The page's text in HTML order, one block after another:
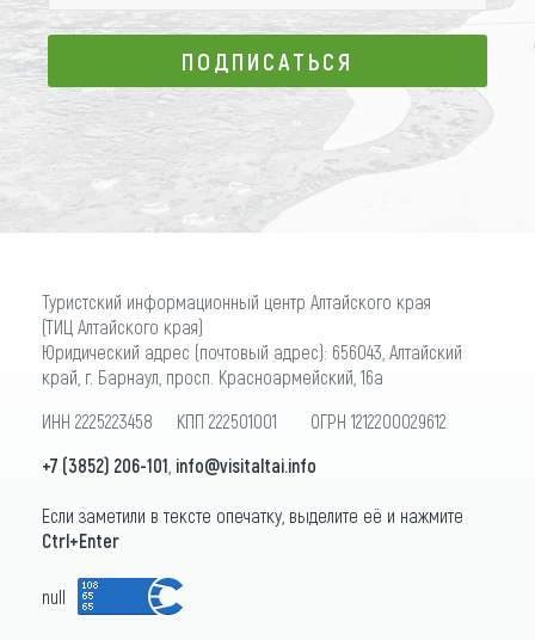
ПОДПИСАТЬСЯ
ПОДПИСАТЬСЯ
Туристский информационный центр Алтайского края
(ТИЦ Алтайского края)
Юридический адрес (почтовый адрес): 656043, Алтайский
край, г. Барнаул, просп. Красноармейский, 16а
ИНН 2225223458 КПП 222501001 ОГРН 1212200029612
+7 (3852) 206-101 info@visitaltai.info
Если заметили в тексте опечатку, выделите её и нажмите
Ctrl+Enter
null